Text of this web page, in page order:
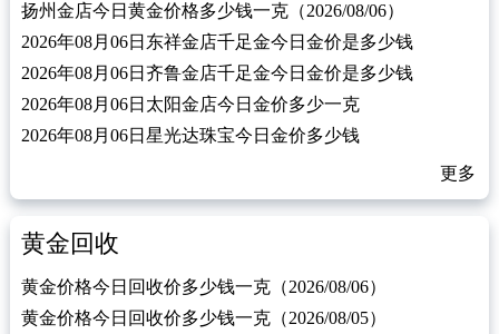
扬州金店今日黄金价格多少钱一克（2026/08/06）
2026年08月06日东祥金店千足金今日金价是多少钱
2026年08月06日齐鲁金店千足金今日金价是多少钱
2026年08月06日太阳金店今日金价多少一克
2026年08月06日星光达珠宝今日金价多少钱
更多
黄金回收
黄金价格今日回收价多少钱一克（2026/08/06）
黄金价格今日回收价多少钱一克（2026/08/05）